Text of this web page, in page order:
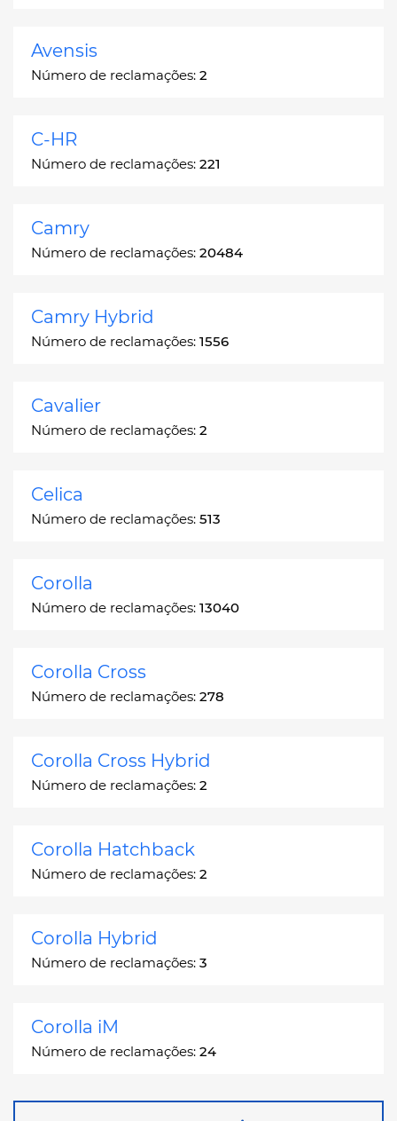
Avensis
Número de reclamações: 2
C-HR
Número de reclamações: 221
Camry
Número de reclamações: 20484
Camry Hybrid
Número de reclamações: 1556
Cavalier
Número de reclamações: 2
Celica
Número de reclamações: 513
Corolla
Número de reclamações: 13040
Corolla Cross
Número de reclamações: 278
Corolla Cross Hybrid
Número de reclamações: 2
Corolla Hatchback
Número de reclamações: 2
Corolla Hybrid
Número de reclamações: 3
Corolla iM
Número de reclamações: 24